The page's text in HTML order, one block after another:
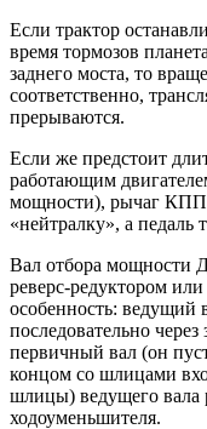
Если трактор
время тормозов
заднего моста, то
соответственно,
прерываются.
Если же предстоит
работающим
мощности), рычаг КПП
«нейтралку», а педаль
Вал отбора мощности
реверс-редуктором
особенность:
последовательно
первичный вал (он
концом со шлицами
шлицы) ведущего вала
ходоуменьшителя.